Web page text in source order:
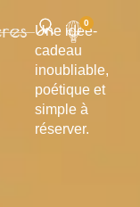
0
Une idée-
cadeau
inoubliable,
poétique et
simple à
réserver.